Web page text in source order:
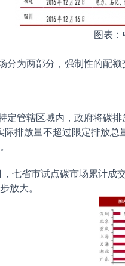
图表
分为两部分，强制性的配
定管辖区域内，政府将碳
际排放量不超过限定排放
七省市试点碳市场累计成
放大。